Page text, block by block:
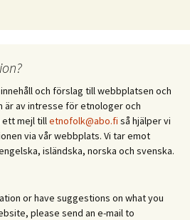
och förslag till webbplatsen och
är av intresse för etnologer och
ett mejl tilletnofolk@abo.fi så hjälper vi
via vår webbplats. Vi tar emot
isländska, norska och svenska.
or have suggestions on what you
please send an e-mail to